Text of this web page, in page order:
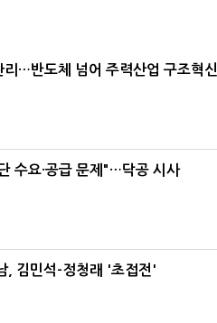
…반도체 넘어 주력산업 구조혁신
수요·공급 문제"…닥공 시사
, 김민석-정청래 '초접전'